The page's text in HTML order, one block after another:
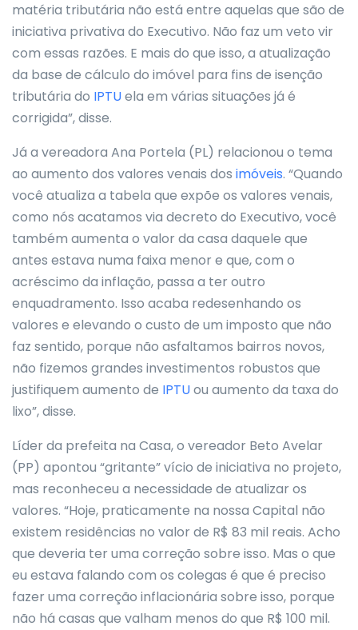
matéria tributária não está entre aquelas que são de
iniciativa privativa do Executivo. Não faz um veto vir
com essas razões. E mais do que isso, a atualização
da base de cálculo do imóvel para fins de isenção
tributária do IPTUela em várias situações já é
corrigida”, disse.
Já a vereadora Ana Portela (PL) relacionou o tema
ao aumento dos valores venais dos imóveis. “Quando
você atualiza a tabela que expõe os valores venais,
como nós acatamos via decreto do Executivo, você
também aumenta o valor da casa daquele que
antes estava numa faixa menor e que, com o
acréscimo da inflação, passa a ter outro
enquadramento. Isso acaba redesenhando os
valores e elevando o custo de um imposto que não
faz sentido, porque não asfaltamos bairros novos,
não fizemos grandes investimentos robustos que
justifiquem aumento de IPTUou aumento da taxa do
lixo”, disse.
Líder da prefeita na Casa, o vereador Beto Avelar
(PP) apontou “gritante” vício de iniciativa no projeto,
mas reconheceu a necessidade de atualizar os
valores. “Hoje, praticamente na nossa Capital não
existem residências no valor de R$ 83 mil reais. Acho
que deveria ter uma correção sobre isso. Mas o que
eu estava falando com os colegas é que é preciso
fazer uma correção inflacionária sobre isso, porque
não há casas que valham menos do que R$ 100 mil.